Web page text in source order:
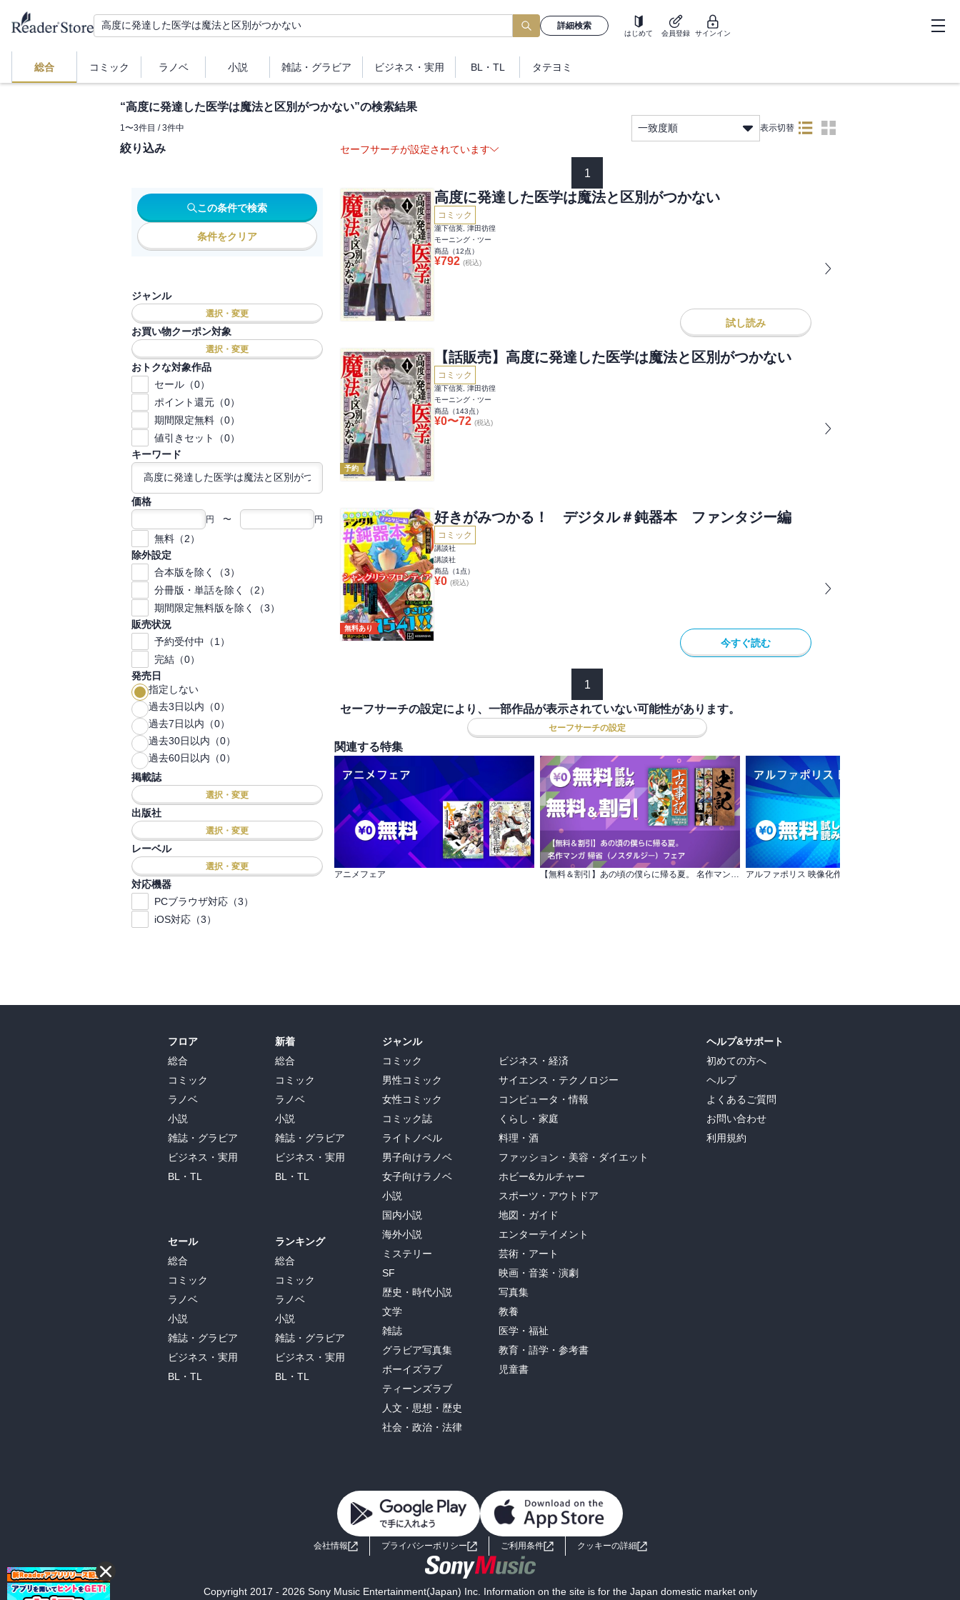
詳細検索
はじめて 会員登録 サインイン
総合 コミック ラノベ 小説 雑誌・ グラビア ビジネス ・実用 BL・TL タテヨミ
“高度に発達した医学は魔法と区別がつかない”の検索結果
1〜3件目 / 3件中 一致度順 表示切替
絞り込み
この条件で検索
条件をクリア
ジャンル
選択・変更
お買い物クーポン対象
選択・変更
おトクな対象作品
セール（0）
ポイント還元（0）
期間限定無料（0）
値引きセット（0）
キーワード
価格
円 〜 円
無料（2）
除外設定
合本版を除く（3）
分冊版・単話を除く（2）
期間限定無料版を除く（3）
販売状況
予約受付中（1）
完結（0）
発売日
指定しない
過去3日以内（0）
過去7日以内（0）
過去30日以内（0）
過去60日以内（0）
掲載誌
選択・変更
出版社
選択・変更
レーベル
選択・変更
対応機器
PCブラウザ対応（3）
iOS対応（3）
セーフサーチが設定されています
1
高度に発達した医学は魔法と区別がつかない
コミック
瀧下信英, 津田彷徨
モーニング・ツー
商品（12点）
¥792 (税込)
試し読み
予約
【話販売】高度に発達した医学は魔法と区別がつかない
コミック
瀧下信英, 津田彷徨
モーニング・ツー
商品（143点）
¥0〜72 (税込)
無料あり
好きがみつかる！ デジタル＃鈍器本 ファンタジー編
コミック
講談社
講談社
商品（1 点）
¥0 (税込)
今すぐ読む
1
セーフサーチの設定により、一部作品が表示されていない可能性があります。
セーフサーチの設定
関連する特集
アニメフェア 【無料＆割引】あの頃の僕らに帰る夏。 名作マンガ 帰省（ノスタルジー）フェア アルファポリス 映像化作品フェア
フロア
総合
コミック
ラノベ
小説
雑誌・グラビア
ビジネス・実用
BL・TL
セール
総合
コミック
ラノベ
小説
雑誌・グラビア
ビジネス・実用
BL・TL
新着
総合
コミック
ラノベ
小説
雑誌・グラビア
ビジネス・実用
BL・TL
ランキング
総合
コミック
ラノベ
小説
雑誌・グラビア
ビジネス・実用
BL・TL
ジャンル
コミック
男性コミック
女性コミック
コミック誌
ライトノベル
男子向けラノベ
女子向けラノベ
小説
国内小説
海外小説
ミステリー
SF
歴史・時代小説
文学
雑誌
グラビア写真集
ボーイズラブ
ティーンズラブ
人文・思想・歴史
社会・政治・法律
ビジネス・経済
サイエンス・テクノロジー
コンピュータ・情報
くらし・家庭
料理・酒
ファッション・美容・ダイエット
ホビー&カルチャー
スポーツ・アウトドア
地図・ガイド
エンターテイメント
芸術・アート
映画・音楽・演劇
写真集
教養
医学・福祉
教育・語学・参考書
児童書
ヘルプ&サポート
初めての方へ
ヘルプ
よくあるご質問
お問い合わせ
利用規約
会社情報 プライバシーポリシー ご利用条件 クッキーの詳細
Copyright 2017 - 2026 Sony Music Entertainment(Japan) Inc. Information on the site is for the Japan domestic market only